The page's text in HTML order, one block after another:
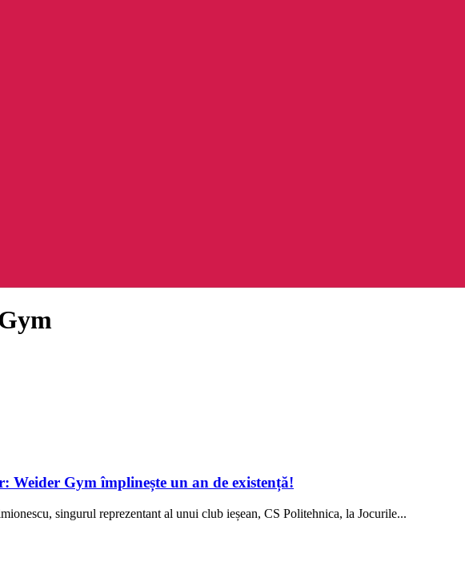
Weider Gym împlinește un an de existență!
singurul reprezentant al unui club ieșean, CS Politehnica, la Jocurile...